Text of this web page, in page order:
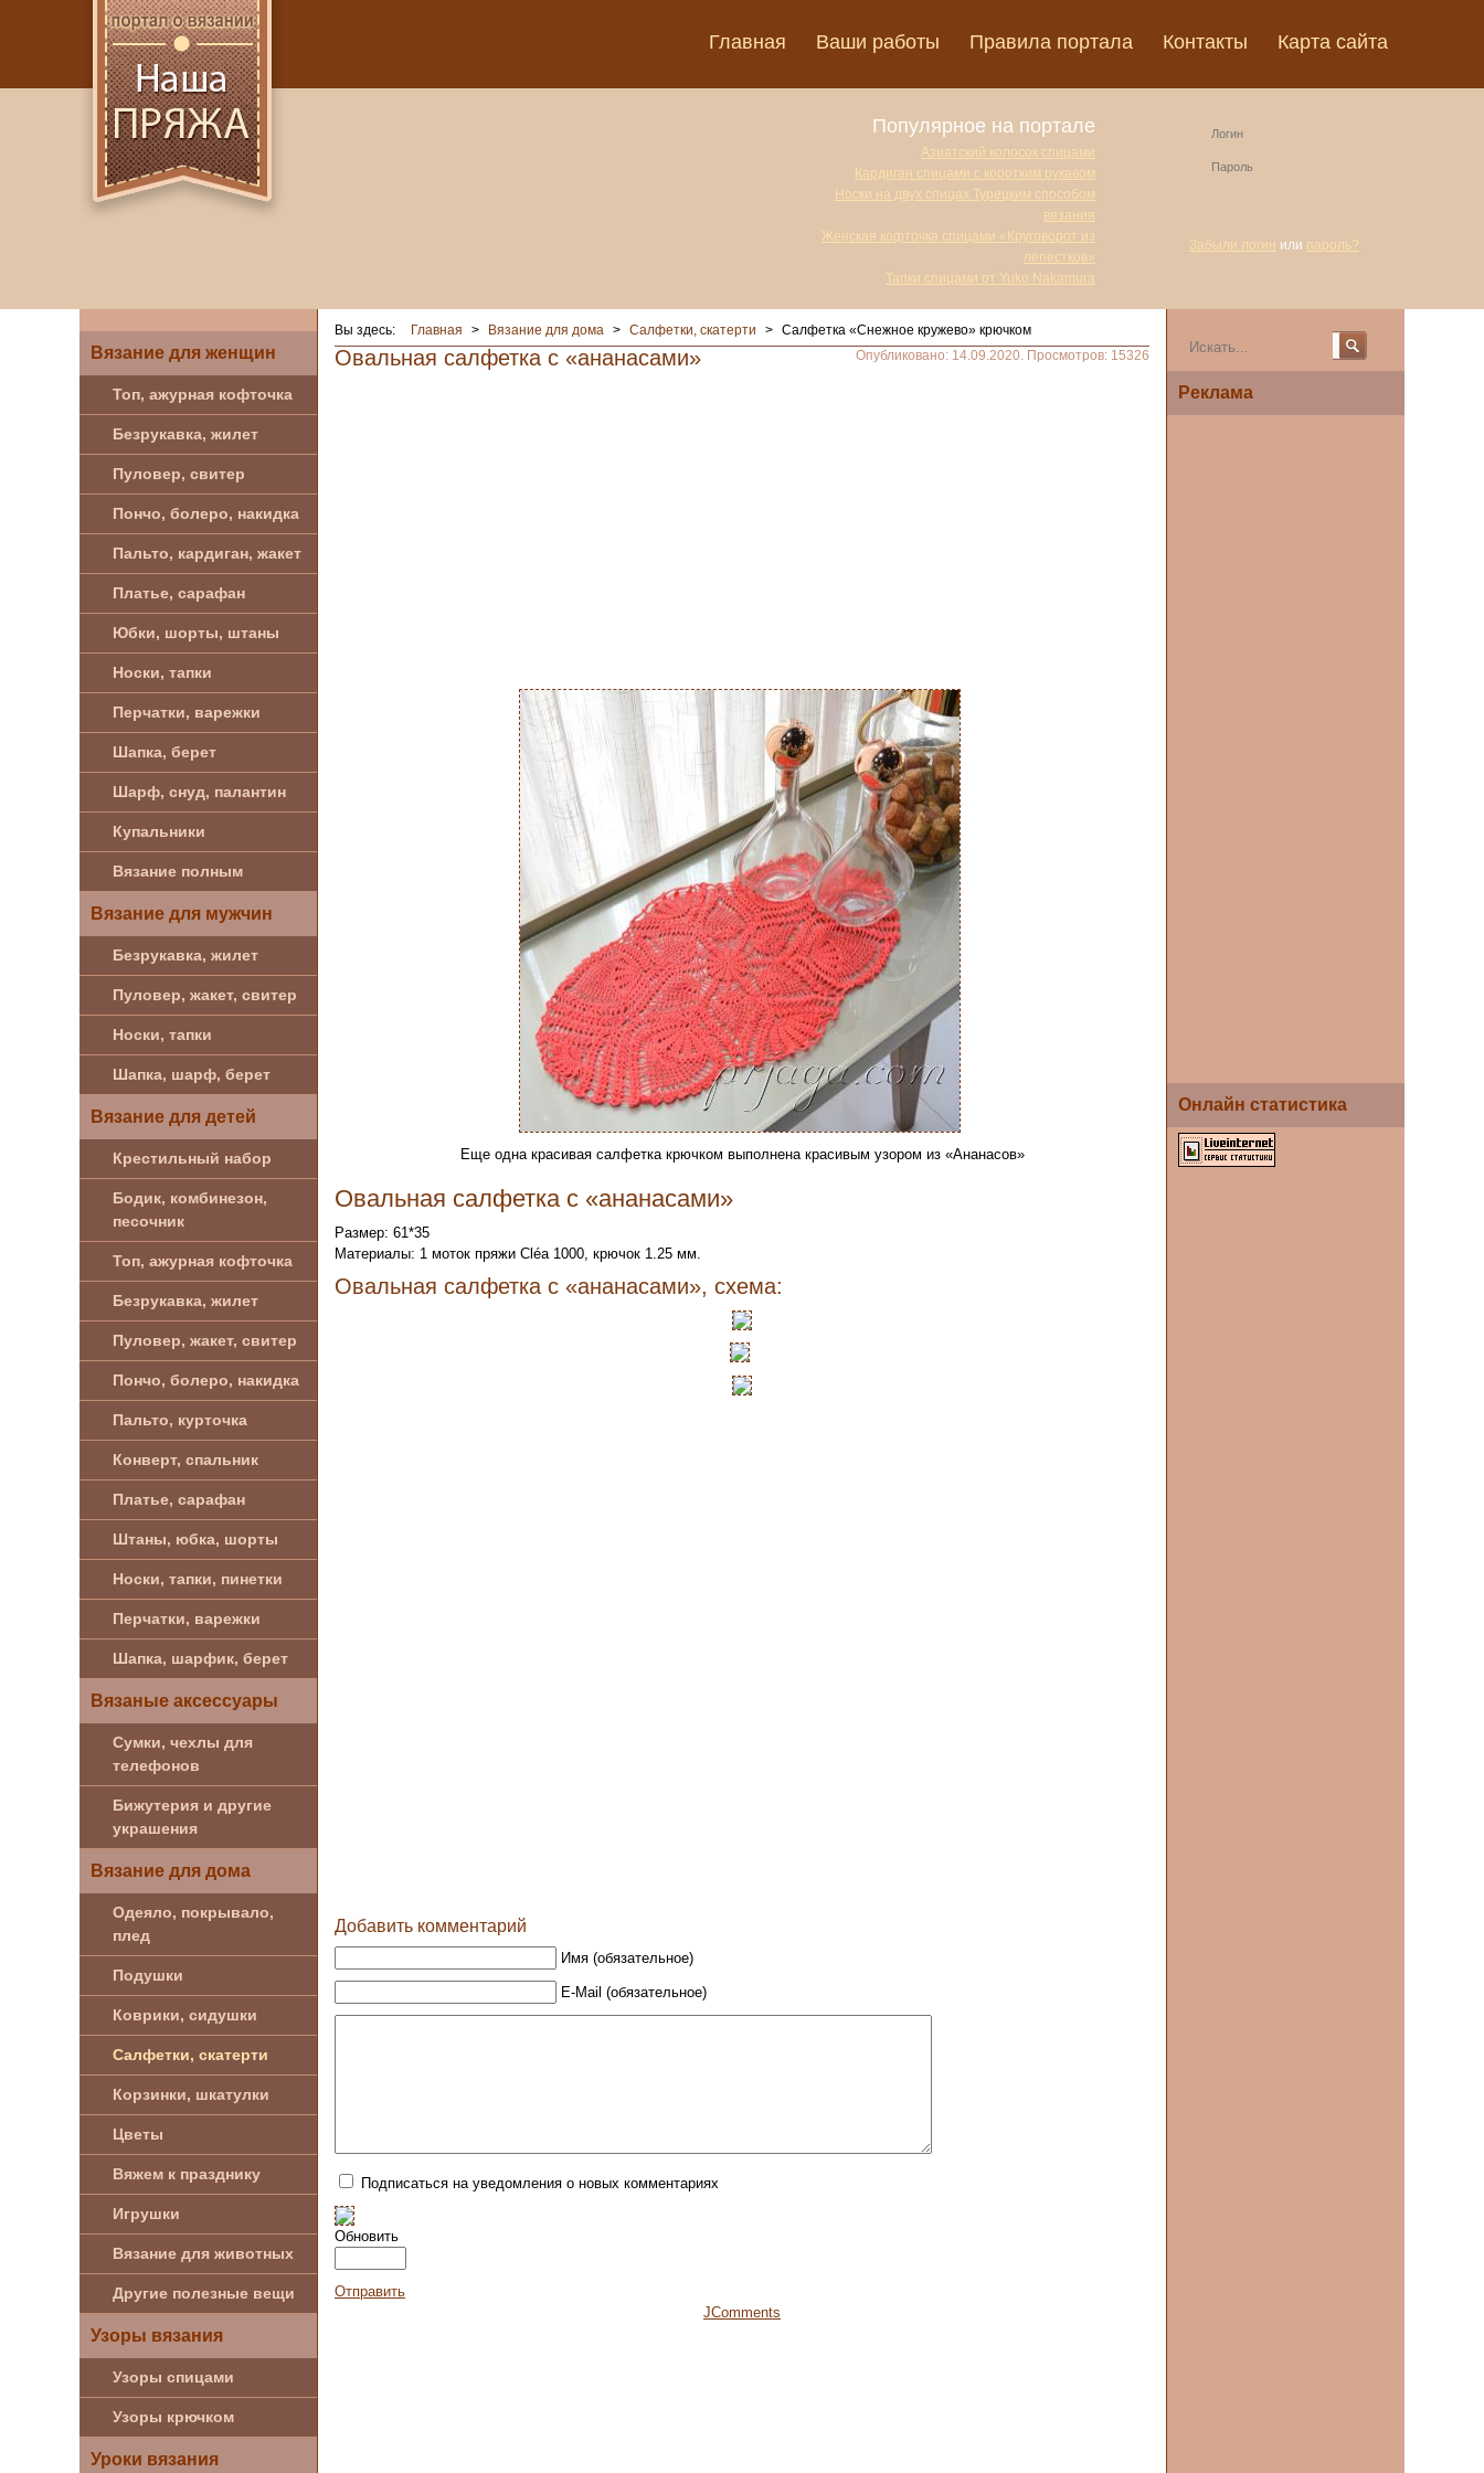
Главная Ваши работы Правила портала Контакты Карта сайта
Популярное на портале
Азиатский колосок спицами
Кардиган спицами с коротким рукавом
Носки на двух спицах Турецким способом
вязания
Женская кофточка спицами «Круговорот из
лепестков»
Тапки спицами от Yuko Nakamura
Забыли логин или пароль?
Вязание для женщин
Топ, ажурная кофточка
Безрукавка, жилет
Пуловер, свитер
Пончо, болеро, накидка
Пальто, кардиган, жакет
Платье, сарафан
Юбки, шорты, штаны
Носки, тапки
Перчатки, варежки
Шапка, берет
Шарф, снуд, палантин
Купальники
Вязание полным
Вязание для мужчин
Безрукавка, жилет
Пуловер, жакет, свитер
Носки, тапки
Шапка, шарф, берет
Вязание для детей
Крестильный набор
Бодик, комбинезон,
песочник
Топ, ажурная кофточка
Безрукавка, жилет
Пуловер, жакет, свитер
Пончо, болеро, накидка
Пальто, курточка
Конверт, спальник
Платье, сарафан
Штаны, юбка, шорты
Носки, тапки, пинетки
Перчатки, варежки
Шапка, шарфик, берет
Вязаные аксессуары
Сумки, чехлы для
телефонов
Бижутерия и другие
украшения
Вязание для дома
Одеяло, покрывало,
плед
Подушки
Коврики, сидушки
Салфетки, скатерти
Корзинки, шкатулки
Цветы
Вяжем к празднику
Игрушки
Вязание для животных
Другие полезные вещи
Узоры вязания
Узоры спицами
Узоры крючком
Уроки вязания
Вы здесь: Главная > Вязание для дома > Салфетки, скатерти > Салфетка «Снежное кружево» крючком
Овальная салфетка с «ананасами» Опубликовано: 14.09.2020. Просмотров: 15326
Еще одна красивая салфетка крючком выполнена красивым узором из «Ананасов»
Овальная салфетка с «ананасами»
Размер: 61*35
Материалы: 1 моток пряжи Cléa 1000, крючок 1.25 мм.
Овальная салфетка с «ананасами», схема:
Добавить комментарий
Имя (обязательное)
E-Mail (обязательное)
Подписаться на уведомления о новых комментариях
Обновить
Отправить
JComments
Реклама
Онлайн статистика